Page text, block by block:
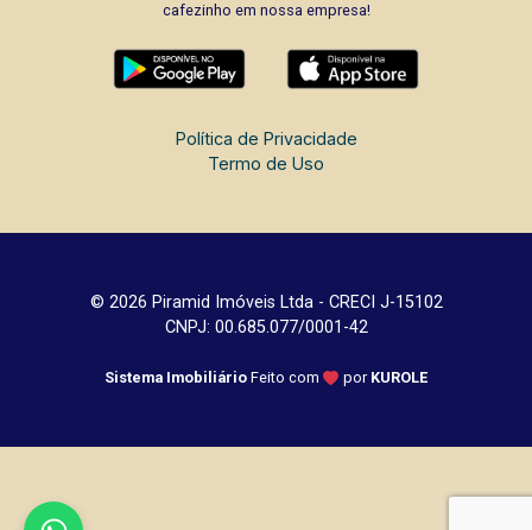
cafezinho em nossa empresa!
Política de Privacidade
Termo de Uso
© 2026 Piramid Imóveis Ltda - CRECI J-15102
CNPJ: 00.685.077/0001-42
Sistema Imobiliário Feito com por KUROLE